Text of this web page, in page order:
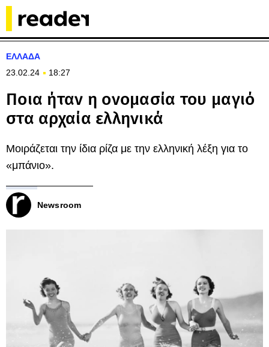
ΕΛΛΑΔΑ
23.02.24
18:27
Ποια ήταν η ονομασία του μαγιό
στα αρχαία ελληνικά
Μοιράζεται την ίδια ρίζα με την ελληνική λέξη για το
«μπάνιο».
Newsroom